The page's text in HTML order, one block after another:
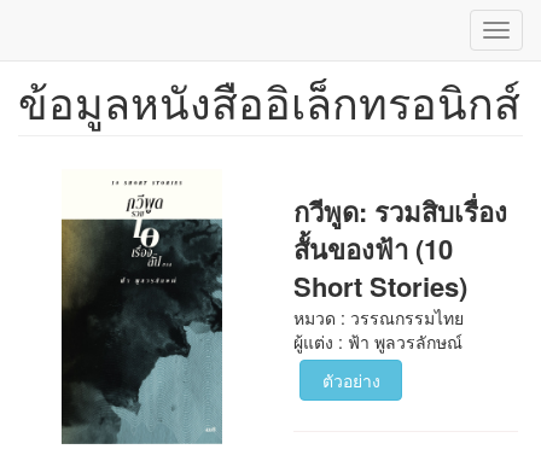
ข้าม
ข้อมูลหนังสืออิเล็กทรอนิกส์
กวีพูด: รวมสิบเรื่อง
สั้นของฟ้า (10
Short Stories)
หมวด : วรรณกรรมไทย
ผู้แต่ง : ฟ้า พูลวรลักษณ์
ตัวอย่าง